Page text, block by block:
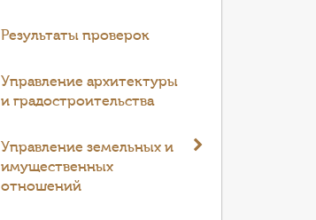
Результаты проверок
Управление архитектуры
и градостроительства
Управление земельных и
имущественных
отношений